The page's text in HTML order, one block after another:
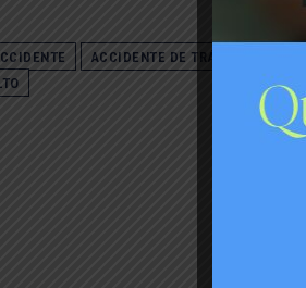
ACCIDENTE DE TRÁNSITO